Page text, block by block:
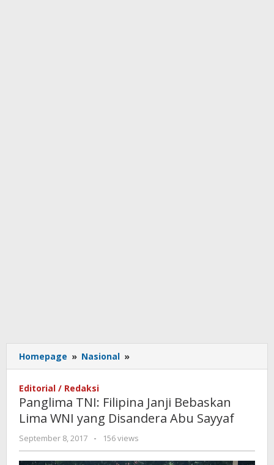
Homepage » Nasional »
TNI:
Bebaskan
Lima
Disandera
Editorial / Redaksi
Panglima TNI: Filipina Janji Bebaskan
Lima WNI yang Disandera Abu Sayyaf
September 8, 2017
by
admin
- 156 views